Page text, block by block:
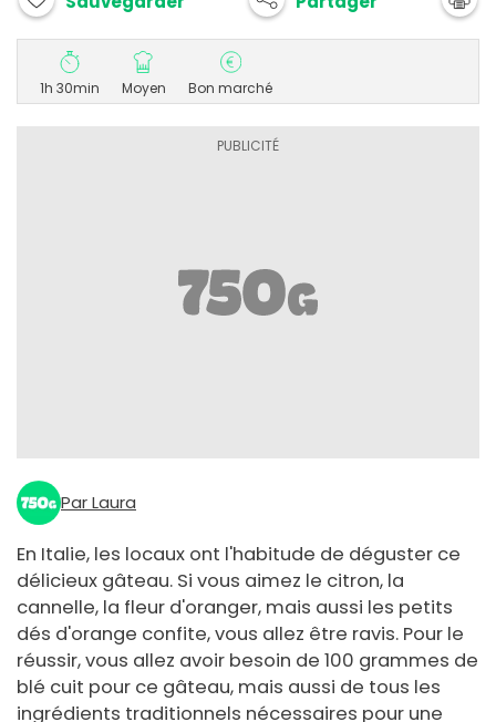
1h 30min Moyen Bon marché
Par Laura
En Italie, les locaux ont l'habitude de déguster ce
délicieux gâteau. Si vous aimez le citron, la
cannelle, la fleur d'oranger, mais aussi les petits
dés d'orange confite, vous allez être ravis. Pour le
réussir, vous allez avoir besoin de 100 grammes de
blé cuit pour ce gâteau, mais aussi de tous les
ingrédients traditionnels nécessaires pour une